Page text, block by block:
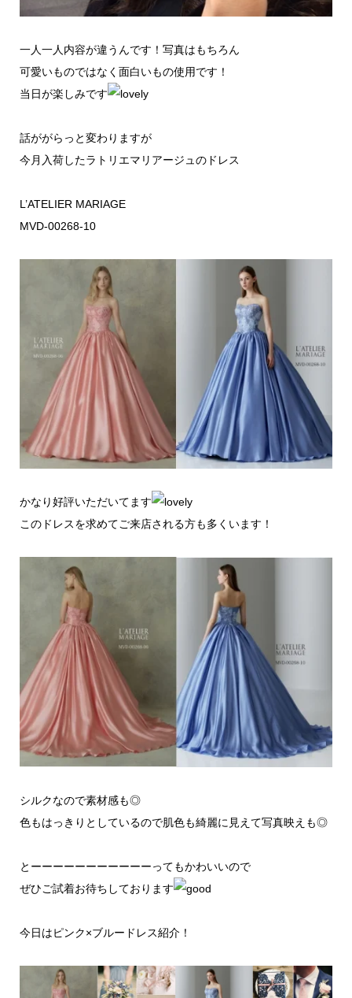
一人一人内容が違うんです！写真はもちろん
可愛いものではなく面白いもの使用です！
当日が楽しみです
話ががらっと変わりますが
今月入荷したラトリエマリアージュのドレス
L’ATELIER MARIAGE
MVD-00268-10
かなり好評いただいてます
このドレスを求めてご来店される方も多くいます！
シルクなので素材感も◎
色もはっきりとしているので肌色も綺麗に見えて写真映えも◎
とーーーーーーーーーーーってもかわいいので
ぜひご試着お待ちしております
今日はピンク×ブルードレス紹介！